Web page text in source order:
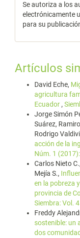
Se autoriza a los
electrónicamente
para su
Artículos
David Eche,
agricultura
Ecuador ,
Jorge Simón
Suárez,
Rodrigo
acción de la
Núm. 1
Carlos Nieto
Mejía S.,
en la pobreza
provincia de
Siembra: Vol.
Freddy
sostenible: un
dos